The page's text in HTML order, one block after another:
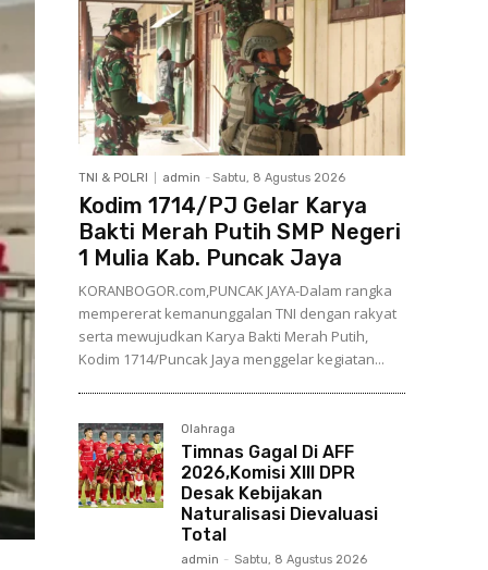
TNI & POLRI admin - Sabtu, 8 Agustus 2026
Kodim 1714/PJ Gelar Karya
Bakti Merah Putih SMP Negeri
1 Mulia Kab. Puncak Jaya
KORANBOGOR.com,PUNCAK JAYA-Dalam rangka
mempererat kemanunggalan TNI dengan rakyat
serta mewujudkan Karya Bakti Merah Putih,
Kodim 1714/Puncak Jaya menggelar kegiatan...
Olahraga
Timnas Gagal Di AFF
2026,Komisi XIII DPR
Desak Kebijakan
Naturalisasi Dievaluasi
Total
admin - Sabtu, 8 Agustus 2026